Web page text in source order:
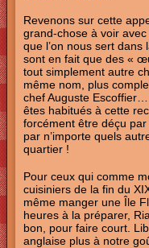
Revenons sur cette
grand-chose à voir
que l’on nous sert
sont en fait que des «
tout simplement autre
même nom, plus
chef Auguste
êtes habitués à cette
forcément être déçu
par n’importe quels
quartier !
Pour ceux qui comme
cuisiniers de la fin du
même manger une Île
heures à la préparer,
bon, pour faire court.
anglaise plus à notre